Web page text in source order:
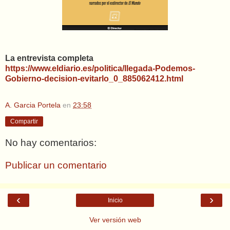
La entrevista completa
https://www.eldiario.es/politica/llegada-Podemos-
Gobierno-decision-evitarlo_0_885062412.html
A. Garcia Portela en 23:58
Compartir
No hay comentarios:
Publicar un comentario
‹ ›
Inicio
Ver versión web